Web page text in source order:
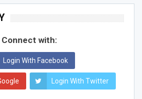
Connect with:
Login With Facebook
Login With Twitter